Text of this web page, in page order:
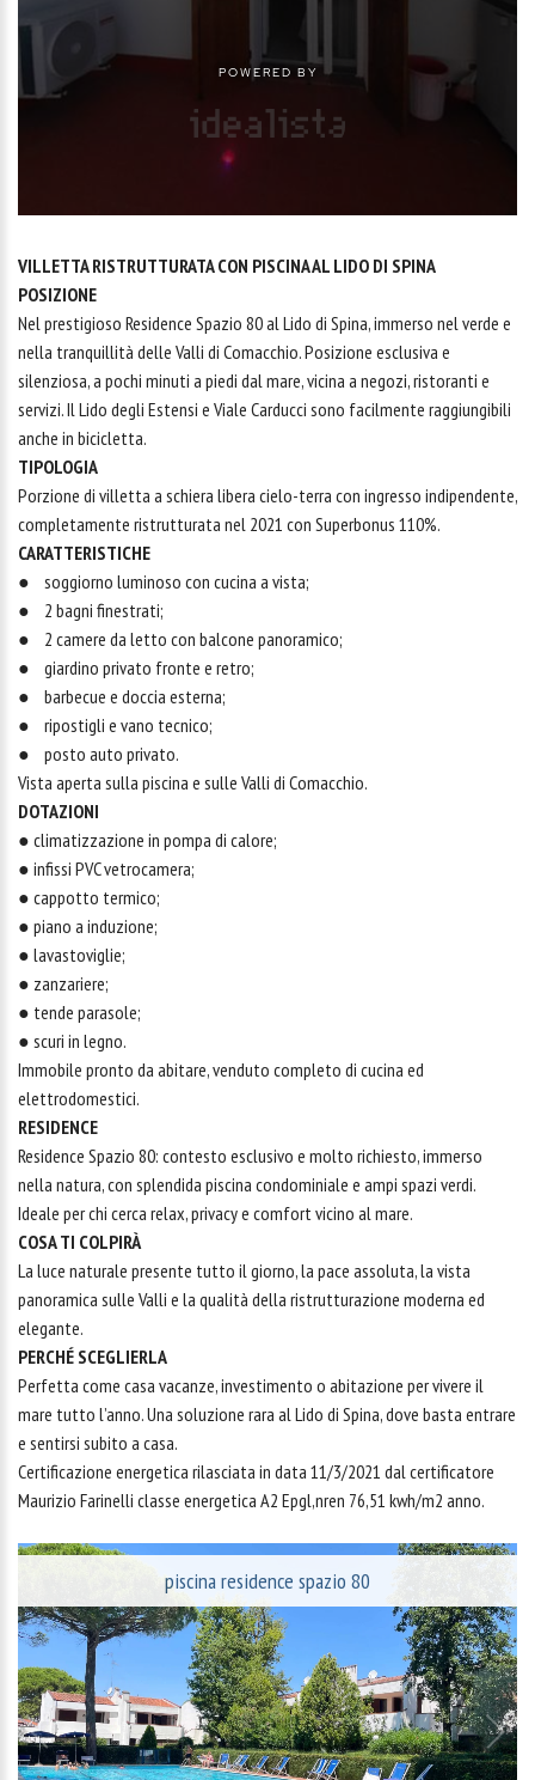
VILLETTA RISTRUTTURATA CON PISCINA AL LIDO DI SPINA
POSIZIONE
Nel prestigioso Residence Spazio 80 al Lido di Spina, immerso nel verde e
nella tranquillità delle Valli di Comacchio. Posizione esclusiva e
silenziosa, a pochi minuti a piedi dal mare, vicina a negozi, ristoranti e
servizi. Il Lido degli Estensi e Viale Carducci sono facilmente raggiungibili
anche in bicicletta.
TIPOLOGIA
Porzione di villetta a schiera libera cielo-terra con ingresso indipendente,
completamente ristrutturata nel 2021 con Superbonus 110%.
CARATTERISTICHE
● soggiorno luminoso con cucina a vista;
● 2 bagni finestrati;
● 2 camere da letto con balcone panoramico;
● giardino privato fronte e retro;
● barbecue e doccia esterna;
● ripostigli e vano tecnico;
● posto auto privato.
Vista aperta sulla piscina e sulle Valli di Comacchio.
DOTAZIONI
● climatizzazione in pompa di calore;
● infissi PVC vetrocamera;
● cappotto termico;
● piano a induzione;
● lavastoviglie;
● zanzariere;
● tende parasole;
● scuri in legno.
Immobile pronto da abitare, venduto completo di cucina ed
elettrodomestici.
RESIDENCE
Residence Spazio 80: contesto esclusivo e molto richiesto, immerso
nella natura, con splendida piscina condominiale e ampi spazi verdi.
Ideale per chi cerca relax, privacy e comfort vicino al mare.
COSA TI COLPIRÀ
La luce naturale presente tutto il giorno, la pace assoluta, la vista
panoramica sulle Valli e la qualità della ristrutturazione moderna ed
elegante.
PERCHÉ SCEGLIERLA
Perfetta come casa vacanze, investimento o abitazione per vivere il
mare tutto l’anno. Una soluzione rara al Lido di Spina, dove basta entrare
e sentirsi subito a casa.
Certificazione energetica rilasciata in data 11/3/2021 dal certificatore
Maurizio Farinelli classe energetica A2 Epgl,nren 76,51 kwh/m2 anno.
piscina residence spazio 80